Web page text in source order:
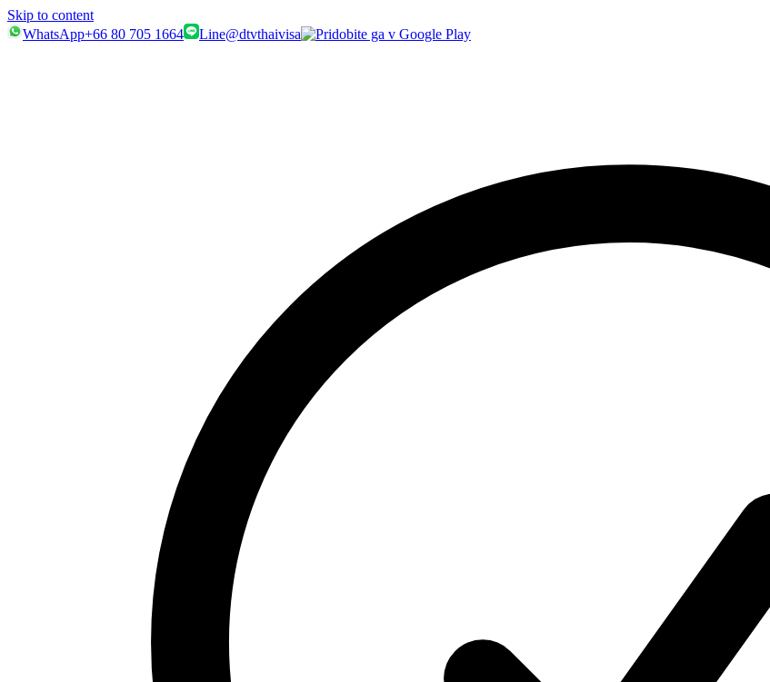
Skip to content
WhatsApp+66 80 705 1664 Line@dtvthaivisa